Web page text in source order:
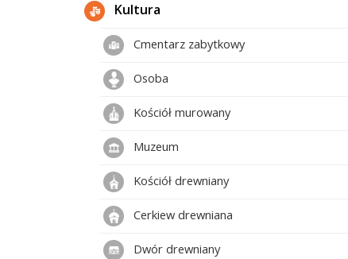
Kultura
Cmentarz zabytkowy
Osoba
Kościół murowany
Muzeum
Kościół drewniany
Cerkiew drewniana
Dwór drewniany